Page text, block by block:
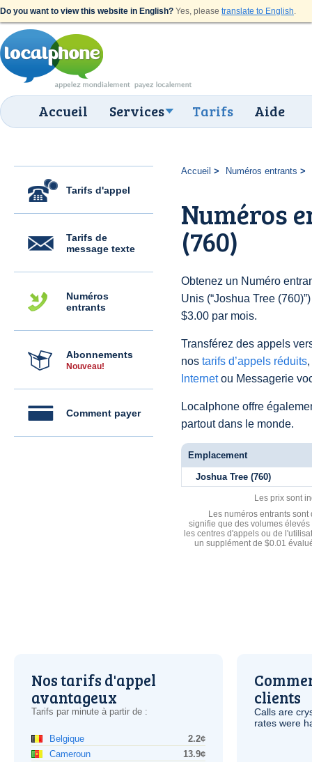
Do you want to view this website in English? Yes, please translate to English.
Accueil Services Tarifs Aide
Tarifs d'appel
Tarifs de
message texte
Numéros
entrants
Abonnements
Nouveau!
Comment payer
Accueil Numéros entrants
Numéros
(760)
Obtenez un Numéro
Unis (“Joshua Tree
$3.00 par mois.
Transférez des appels
nos tarifs d’appels réduits
Internetou Messagerie
Localphone offre
partout dans le monde.
Emplacement
Joshua Tree (760)
Les prix sont
Les numéros entrants
signifie que des volumes
les centres d'appels ou de
un supplément de $0.01
Nos tarifs d'appel
avantageux
Tarifs par minute à partir de :
Belgique
2.2¢
Cameroun
13.9¢
clients
Calls are
rates were